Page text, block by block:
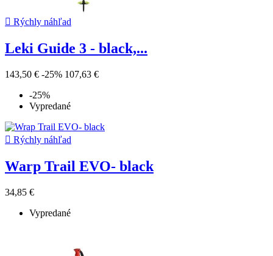
 Rýchly náhľad
Leki Guide 3 - black,...
143,50 € -25% 107,63 €
-25%
Vypredané
 Rýchly náhľad
Warp Trail EVO- black
34,85 €
Vypredané